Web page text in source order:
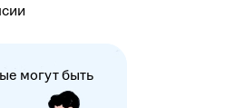
могут быть